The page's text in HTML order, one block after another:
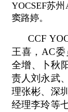
YOCSEF苏
窦路婷。
CCF
王喜，AC
全增、卜秋
责人刘永武
理张彬、深
经理李玲等